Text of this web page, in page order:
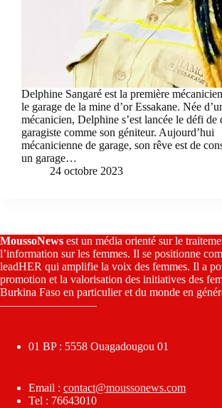
Delphine Sangaré est la première
le garage de la mine d’or Essakane. Née
mécanicien, Delphine s’est lancée le défi de
garagiste comme son géniteur. Aujourd’hui
mécanicienne de garage, son rêve est de
un garage…
24 octobre 2023
MoussoNews est un média orienté sur le
l’information sur les femmes. Il se positionne
leadHER qui amplifie la voix des femmes. Il a
promotion et la valorisation des initiatives des
Burkina Faso en particulier et du monde en
————————–
01 BP : 5558 Ouagadougou 01
Email : contact@moussonews.com
Tel : 76643010